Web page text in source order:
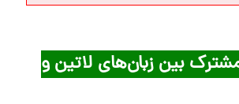
بین زبان‌های لاتین و